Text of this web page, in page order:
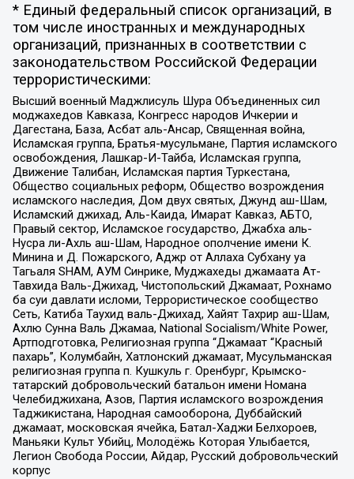
* Единый федеральный список организаций, в
том числе иностранных и международных
организаций, признанных в соответствии с
законодательством Российской Федерации
террористическими:
Высший военный Маджлисуль Шура Объединенных сил
моджахедов Кавказа, Конгресс народов Ичкерии и
Дагестана, База, Асбат аль-Ансар, Священная война,
Исламская группа, Братья-мусульмане, Партия исламского
освобождения, Лашкар-И-Тайба, Исламская группа,
Движение Талибан, Исламская партия Туркестана,
Общество социальных реформ, Общество возрождения
исламского наследия, Дом двух святых, Джунд аш-Шам,
Исламский джихад, Аль-Каида, Имарат Кавказ, АБТО,
Правый сектор, Исламское государство, Джабха аль-
Нусра ли-Ахль аш-Шам, Народное ополчение имени К.
Минина и Д. Пожарского, Аджр от Аллаха Субхану уа
Тагьаля SHAM, АУМ Синрике, Муджахеды джамаата Ат-
Тавхида Валь-Джихад, Чистопольский Джамаат, Рохнамо
ба суи давлати исломи, Террористическое сообщество
Сеть, Катиба Таухид валь-Джихад, Хайят Тахрир аш-Шам,
Ахлю Сунна Валь Джамаа, National Socialism/White Power,
Артподготовка, Религиозная группа “Джамаат “Красный
пахарь”, Колумбайн, Хатлонский джамаат, Мусульманская
религиозная группа п. Кушкуль г. Оренбург, Крымско-
татарский добровольческий батальон имени Номана
Челебиджихана, Азов, Партия исламского возрождения
Таджикистана, Народная самооборона, Дуббайский
джамаат, московская ячейка, Батал-Хаджи Белхороев,
Маньяки Культ Убийц, Молодёжь Которая Улыбается,
Легион Свобода России, Айдар, Русский добровольческий
корпус